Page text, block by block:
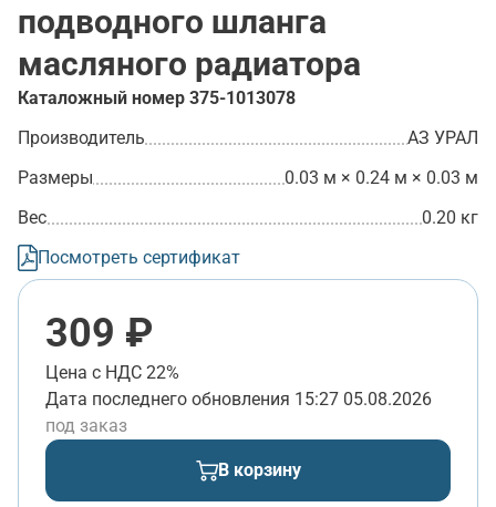
подводного шланга
масляного радиатора
Каталожный номер 375-1013078
Производитель
АЗ УРАЛ
Размеры
0.03 м × 0.24 м × 0.03 м
Вес
0.20 кг
Посмотреть сертификат
309 ₽
Цена с НДС 22%
Дата последнего обновления 15:27 05.08.2026
под заказ
В корзину